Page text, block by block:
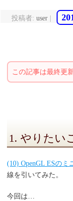
投稿者: user
この記事は最終更
1. やりたい
(10) OpenGL ESのミ
線を引いてみた。
今回は…